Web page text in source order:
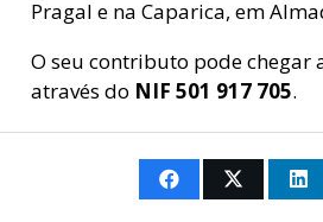
Pragal e na Caparica, em
O seu contributo pode chegar
através do NIF 501 917 705.